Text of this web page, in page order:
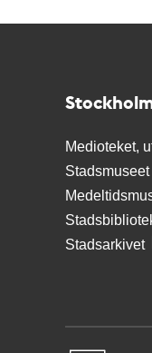
Medioteket,
Stadsmuseet
Stadsarkivet